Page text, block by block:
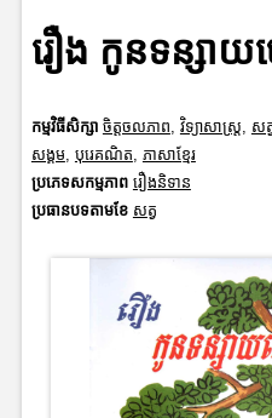
រឿង កូនទន្សាយច
កម្មវិធីសិក្សា ចិត្តចលភាព វិទ្យាសាស្រ្ត សត្
សង្គម, បុរេគណិត ភាសាខ្មែរ
ប្រភេទសកម្មភាព រឿងនិទាន
ប្រធានបទតាមខែ សត្វ